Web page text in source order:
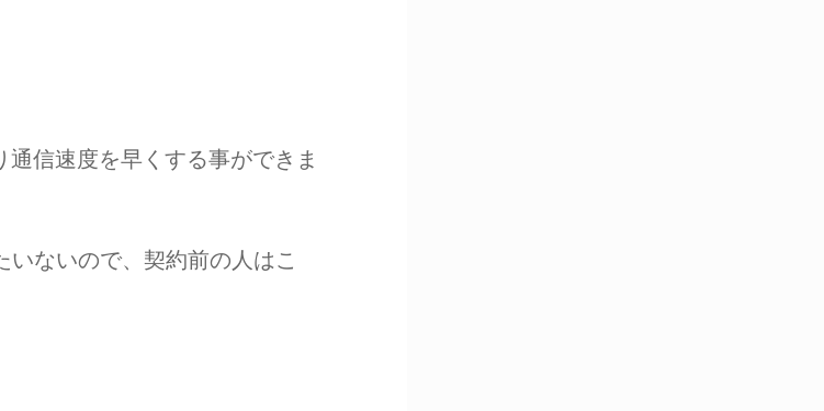
信速度を早くする事ができま
ないので、契約前の人はこ